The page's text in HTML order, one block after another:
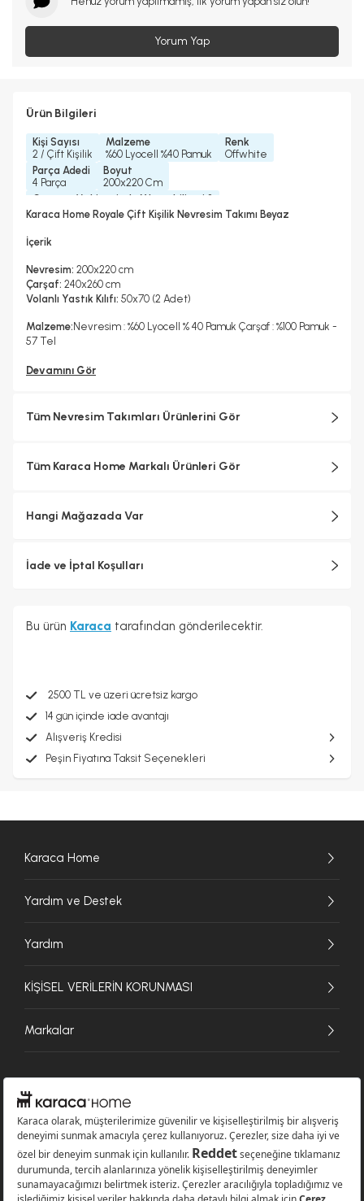
Yorum Yap
Ürün Bilgileri
Kişi Sayısı
2 / Çift Kişilik
Malzeme
%60 Lyocell %40 Pamuk
Renk
Offwhite
Parça Adedi
4 Parça
Boyut
200x220 Cm
Çamaşır Makinesinde Yıkanabilir mi ?
Evet
Hayır
Hayır
Karaca Home Royale Çift Kişilik Nevresim Takımı Beyaz
İçerik
Nevresim: 200x220 cm
Çarşaf: 240x260 cm
Volanlı Yastık Kılıfı: 50x70 (2 Adet)
Malzeme: Nevresim : %60 Lyocell % 40 Pamuk Çarşaf : %100 Pamuk -
57 Tel
Devamını Gör
Tüm Nevresim Takımları Ürünlerini Gör
Tüm Karaca Home Markalı Ürünleri Gör
Hangi Mağazada Var
İade ve İptal Koşulları
Bu ürün Karaca tarafından gönderilecektir.
2500 TL ve üzeri ücretsiz kargo
14 gün içinde iade avantajı
Alışveriş Kredisi
Peşin Fiyatına Taksit Seçenekleri
Karaca Home
Yardım ve Destek
Yardım
KİŞİSEL VERİLERİN KORUNMASI
Markalar